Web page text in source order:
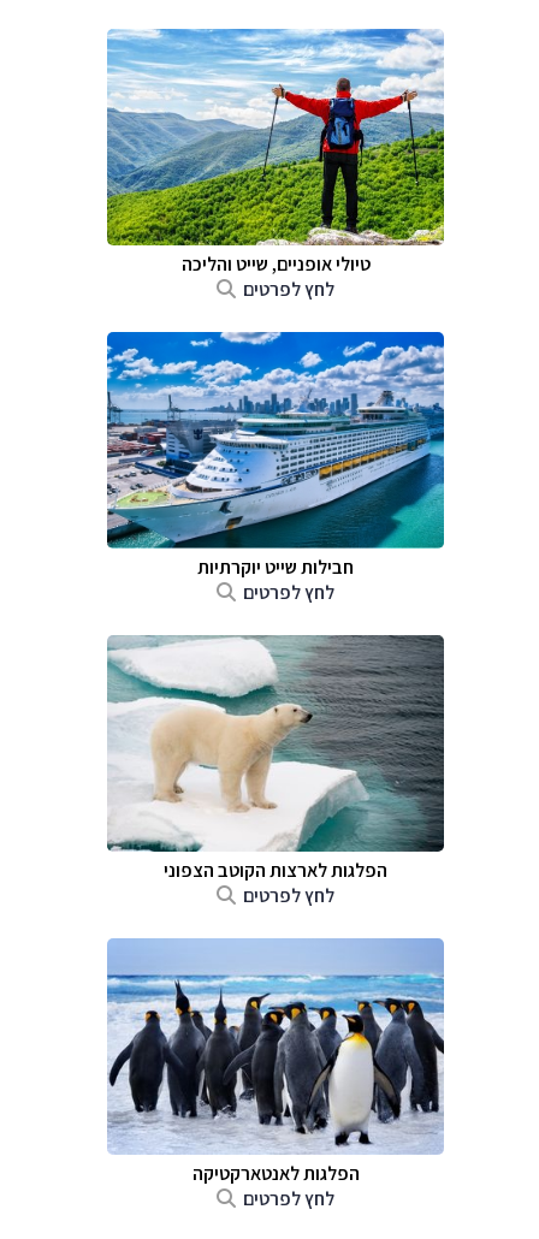
טיולי אופניים, שייט והליכה
לחץ לפרטים
חבילות שייט יוקרתיות
לחץ לפרטים
הפלגות לארצות הקוטב הצפוני
לחץ לפרטים
הפלגות לאנטארקטיקה
לחץ לפרטים